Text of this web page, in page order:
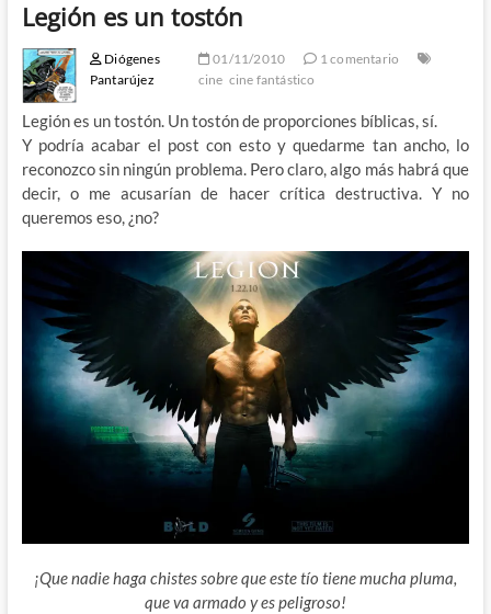
Legión es un tostón
Diógenes
Pantarújez
01/11/2010
1 comentario
cine cine fantástico
Legión es un tostón. Un tostón de proporciones bíblicas, sí.
Y podría acabar el post con esto y quedarme tan ancho, lo
reconozco sin ningún problema. Pero claro, algo más habrá que
decir, o me acusarían de hacer crítica destructiva. Y no
queremos eso, ¿no?
¡Que nadie haga chistes sobre que este tío tiene mucha pluma,
que va armado y es peligroso!